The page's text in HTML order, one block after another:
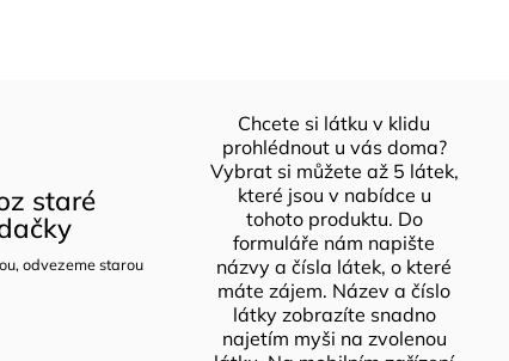
staré
odvezeme starou
Chcete si látku v klidu
prohlédnout u vás doma?
Vybrat si můžete až 5 látek,
které jsou v nabídce u
tohoto produktu. Do
formuláře nám napište
názvy a čísla látek, o které
máte zájem. Název a číslo
látky zobrazíte snadno
najetím myši na zvolenou